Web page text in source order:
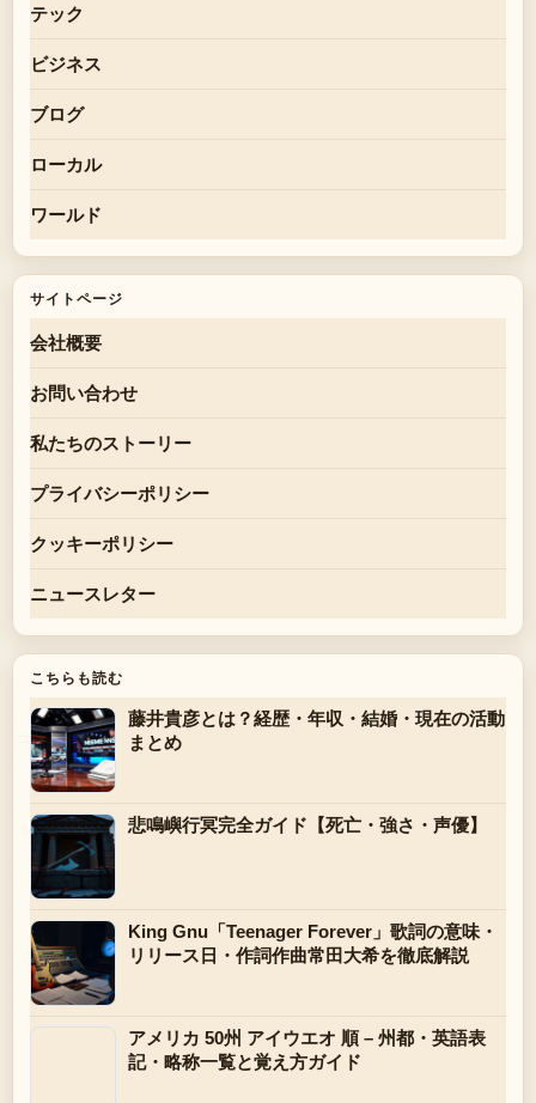
テック
ビジネス
ブログ
ローカル
ワールド
サイトページ
会社概要
お問い合わせ
私たちのストーリー
プライバシーポリシー
クッキーポリシー
ニュースレター
こちらも読む
藤井貴彦とは？経歴・年収・結婚・現在の活動
まとめ
悲鳴嶼行冥完全ガイド【死亡・強さ・声優】
King Gnu「Teenager Forever」歌詞の意味・
リリース日・作詞作曲常田大希を徹底解説
アメリカ 50州 アイウエオ 順 – 州都・英語表
記・略称一覧と覚え方ガイド